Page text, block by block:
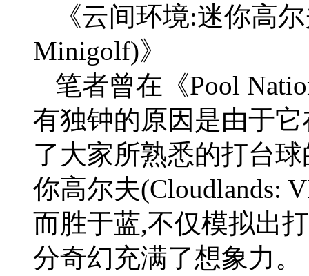
《云间环境:迷你高
Minigolf)》
笔者曾在《Pool
有独钟的原因是由于
了大家所熟悉的打台
你高尔夫(Cloudlands:
而胜于蓝,不仅模拟出
分奇幻充满了想象力。